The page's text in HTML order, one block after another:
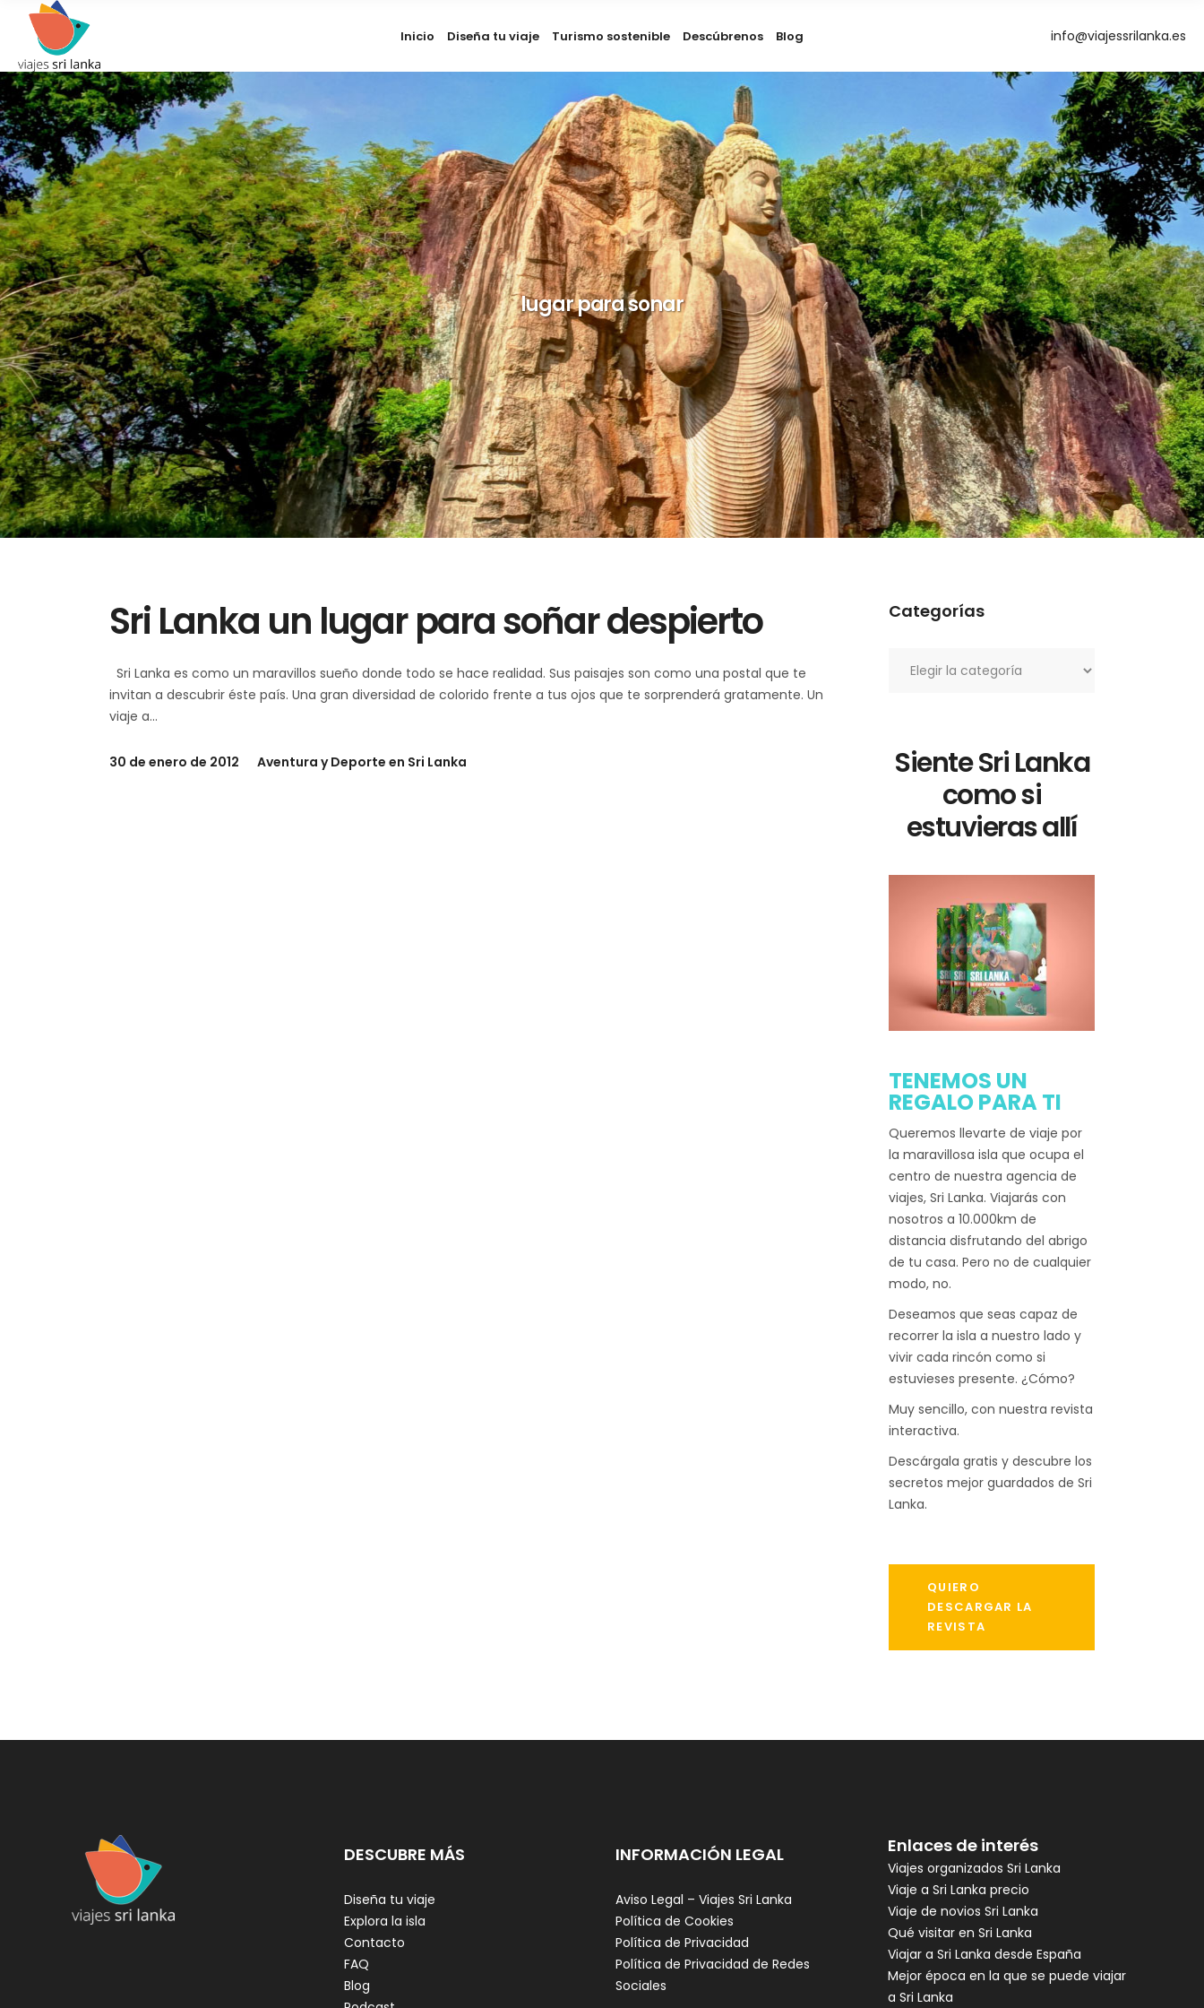
Inicio Diseña tu viaje Turismo sostenible Descúbrenos Blog info@viajessrilanka.es
lugar para sonar
Sri Lanka un lugar para soñar despierto
Sri Lanka es como un maravillos sueño donde todo se hace realidad. Sus paisajes son como una postal que te
invitan a descubrir éste país. Una gran diversidad de colorido frente a tus ojos que te sorprenderá gratamente. Un
viaje a
30 de enero de 2012 Aventura y Deporte en Sri Lanka
Categorías
Siente Sri Lanka
como si
estuvieras allí
TENEMOS UN
REGALO PARA TI
Queremos llevarte de viaje por
la maravillosa isla que ocupa el
centro de nuestra agencia de
viajes, Sri Lanka. Viajarás con
nosotros a 10.000km de
distancia disfrutando del abrigo
de tu casa. Pero no de cualquier
modo, no.
Deseamos que seas capaz de
recorrer la isla a nuestro lado y
vivir cada rincón como si
estuvieses presente. ¿Cómo?
Muy sencillo, con nuestra revista
interactiva.
Descárgala gratis y descubre los
secretos mejor guardados de Sri
Lanka.
QUIERO
DESCARGAR LA
REVISTA
DESCUBRE MÁS
Diseña tu viaje
Explora la isla
Contacto
FAQ
Blog
INFORMACIÓN LEGAL
Aviso Legal – Viajes Sri Lanka
Política de Cookies
Política de Privacidad
Política de Privacidad de Redes
Sociales
Enlaces de interés
Viajes organizados Sri Lanka
Viaje a Sri Lanka precio
Viaje de novios Sri Lanka
Qué visitar en Sri Lanka
Viajar a Sri Lanka desde España
Mejor época en la que se puede viajar
a Sri Lanka